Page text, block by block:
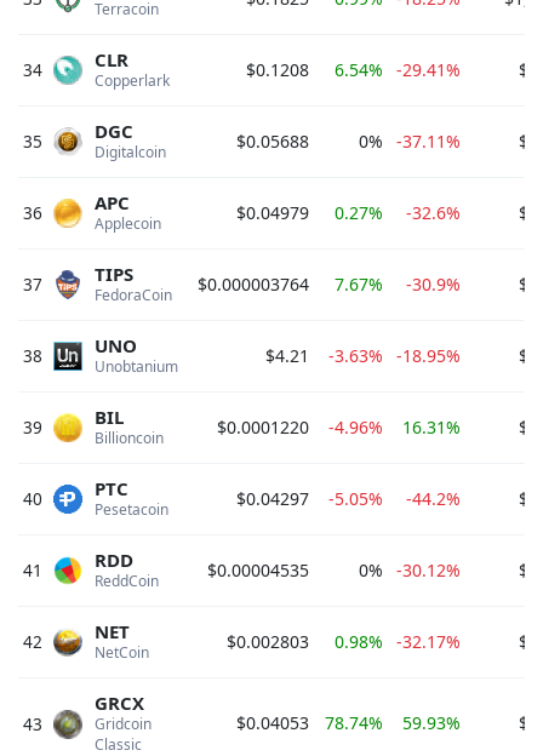
Terracoin
34 Copperlark
CLR $0.1208 6.54% -29.41%
35 Digitalcoin
DGC $0.05688 0% -37.11%
36 Applecoin
APC $0.04979 0.27% -32.6%
37 FedoraCoin
TIPS $0.000003764 7.67% -30.9%
38 Unobtanium
UNO $4.21 -3.63% -18.95%
39 Billioncoin
BIL $0.0001220 -4.96% 16.31%
40 Pesetacoin
PTC $0.04297 -5.05% -44.2%
41 ReddCoin
RDD $0.00004535 0% -30.12%
42 NetCoin
NET $0.002803 0.98% -32.17%
43
Gridcoin
Classic
GRCX
$0.04053 78.74% 59.93%